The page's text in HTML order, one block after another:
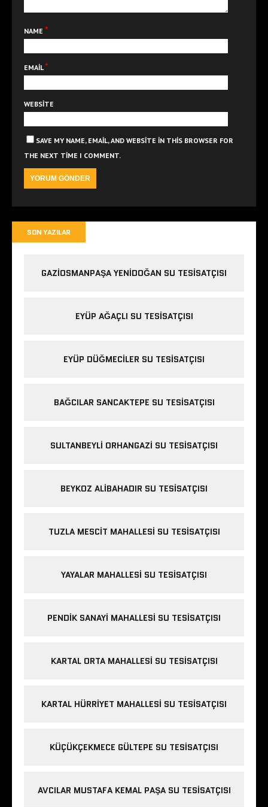
NAME *
EMAIL*
WEBSITE
SAVE MY NAME, EMAIL, AND WEBSITE IN THIS BROWSER FOR
THE NEXT TIME I COMMENT.
SON YAZILAR
GAZIOSMANPAŞA YENIDOĞAN SU TESISATÇISI
EYÜP AĞAÇLI SU TESISATÇISI
EYÜP DÜĞMECILER SU TESISATÇISI
BAĞCILAR SANCAKTEPE SU TESISATÇISI
SULTANBEYLI ORHANGAZI SU TESISATÇISI
BEYKOZ ALIBAHADIR SU TESISATÇISI
TUZLA MESCIT MAHALLESI SU TESISATÇISI
YAYALAR MAHALLESI SU TESISATÇISI
PENDIK SANAYI MAHALLESI SU TESISATÇISI
KARTAL ORTA MAHALLESI SU TESISATÇISI
KARTAL HÜRRIYET MAHALLESI SU TESISATÇISI
KÜÇÜKÇEKMECE GÜLTEPE SU TESISATÇISI
AVCILAR MUSTAFA KEMAL PAŞA SU TESISATÇISI